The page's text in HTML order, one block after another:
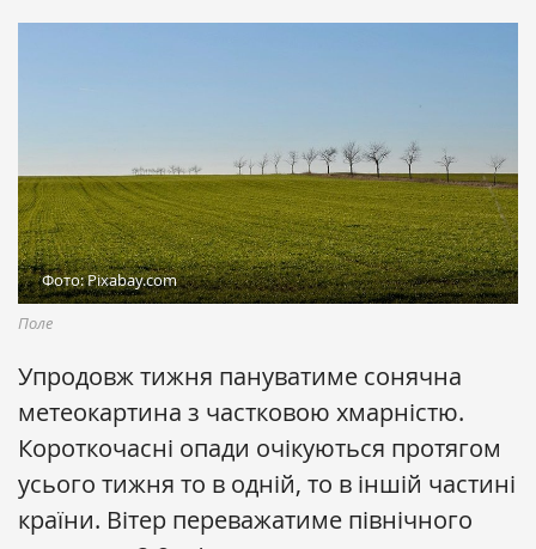
Фото: Pixabay.com
Поле
Упродовж тижня пануватиме сонячна
метеокартина з частковою хмарністю.
Короткочасні опади очікуються протягом
усього тижня то в одній, то в іншій частині
країни. Вітер переважатиме північного